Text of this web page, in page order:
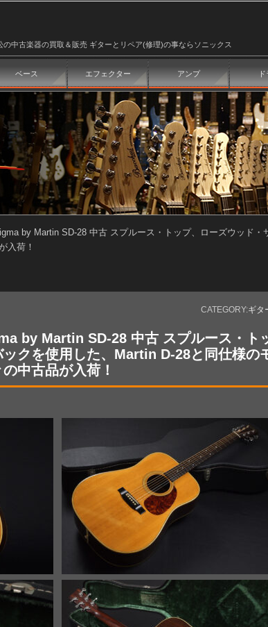
の中古楽器の買取＆販売 ギターとリペア(修理)の事ならソニックス
ベース エフェクター アンプ
by Martin SD-28 中古 スプルース・トップ、ローズウッド
入荷！
CATEGORY:ギタ
by Martin SD-28 中古 スプルース・ト
ックを使用した、Martin D-28と同仕様の
中古品が入荷！